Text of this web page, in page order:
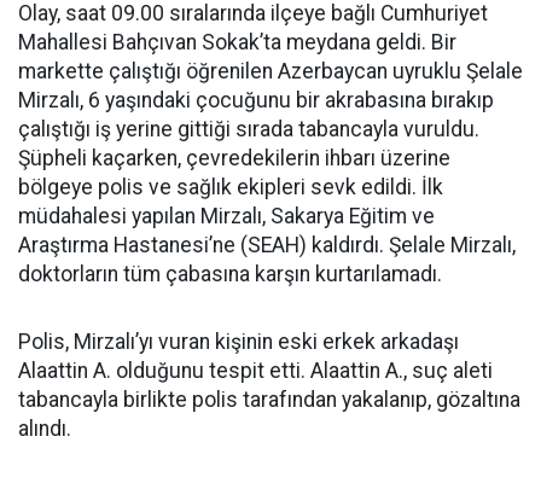
Olay, saat 09.00 sıralarında ilçeye bağlı Cumhuriyet
Mahallesi Bahçıvan Sokak’ta meydana geldi. Bir
markette çalıştığı öğrenilen Azerbaycan uyruklu Şelale
Mirzalı, 6 yaşındaki çocuğunu bir akrabasına bırakıp
çalıştığı iş yerine gittiği sırada tabancayla vuruldu.
Şüpheli kaçarken, çevredekilerin ihbarı üzerine
bölgeye polis ve sağlık ekipleri sevk edildi. İlk
müdahalesi yapılan Mirzalı, Sakarya Eğitim ve
Araştırma Hastanesi’ne (SEAH) kaldırdı. Şelale Mirzalı,
doktorların tüm çabasına karşın kurtarılamadı.
Polis, Mirzalı’yı vuran kişinin eski erkek arkadaşı
Alaattin A. olduğunu tespit etti. Alaattin A., suç aleti
tabancayla birlikte polis tarafından yakalanıp, gözaltına
alındı.